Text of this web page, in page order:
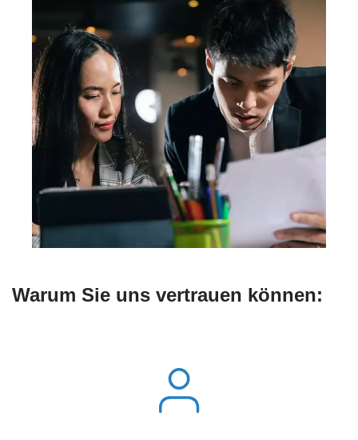
Warum Sie uns vertrauen können: